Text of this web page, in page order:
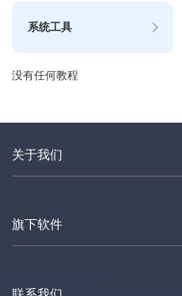
系统工具
没有任何教程
关于我们
旗下软件